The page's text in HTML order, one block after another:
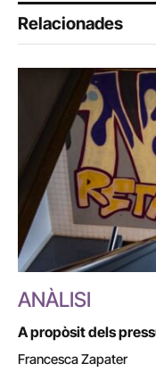
Relacionades
ANÀLISI
A propòsit dels
Francesca Zapater